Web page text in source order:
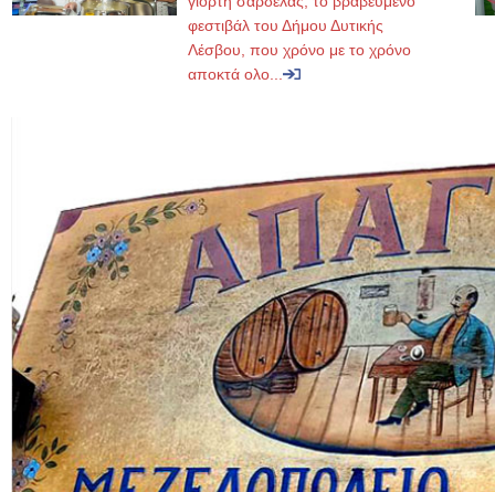
φεστιβάλ του Δήμου Δυτικής
Λέσβου, που χρόνο με το χρόνο
αποκτά ολο...